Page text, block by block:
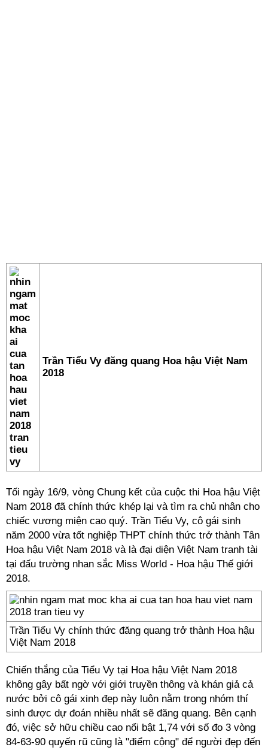
Trần Tiểu Vy đăng quang Hoa hậu Việt Nam
2018
Tối ngày 16/9, vòng Chung kết của cuộc thi Hoa hậu Việt
Nam 2018 đã chính thức khép lại và tìm ra chủ nhân cho
chiếc vương miện cao quý. Trần Tiểu Vy, cô gái sinh
năm 2000 vừa tốt nghiệp THPT chính thức trở thành Tân
Hoa hậu Việt Nam 2018 và là đại diện Việt Nam tranh tài
tại đấu trường nhan sắc Miss World - Hoa hậu Thế giới
2018.
Trần Tiểu Vy chính thức đăng quang trở thành Hoa hậu
Việt Nam 2018
Chiến thắng của Tiểu Vy tại Hoa hậu Việt Nam 2018
không gây bất ngờ với giới truyền thông và khán giả cả
nước bởi cô gái xinh đẹp này luôn nằm trong nhóm thí
sinh được dự đoán nhiều nhất sẽ đăng quang. Bên cạnh
đó, việc sở hữu chiều cao nổi bật 1,74 với số đo 3 vòng
84-63-90 quyến rũ cũng là "điểm cộng" để người đẹp đến